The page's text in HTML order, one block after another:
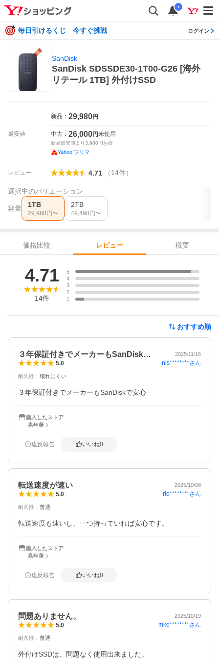
i
毎日引けるくじ 今すぐ挑戦 ログイン
SanDisk
SanDisk SDSSDE30-1T00-G26 [海外
リテール 1TB] 外付けSSD
最安値
新品： 29,980円
中古： 26,000円未使用
新品最安値より3,980円お得
Yahoo!フリマ
レビュー 4.71 （14件）
選択中のバリエーション
容量 1TB
29,980 円〜
2TB
49,498 円〜
価格比較 レビュー
概要
4.71
14件
5
4
3
2
1
おすすめ順
３年保証付きでメーカーもSanDisk… 2025/11/16
5.0 nis********さん
耐久性 ： 壊れにくい
３年保証付きでメーカーもSanDiskで安心
購入したストア
嘉年華
違反報告 いいね0
転送速度が速い 2025/10/08
5.0 rio********さん
耐久性 ： 普通
転送速度も速いし、一つ持っていれば安心です。
購入したストア
嘉年華
違反報告 いいね0
問題ありません。 2025/10/19
5.0 mke********さん
耐久性 ： 普通
外付けSSDは、問題なく使用出来ました。